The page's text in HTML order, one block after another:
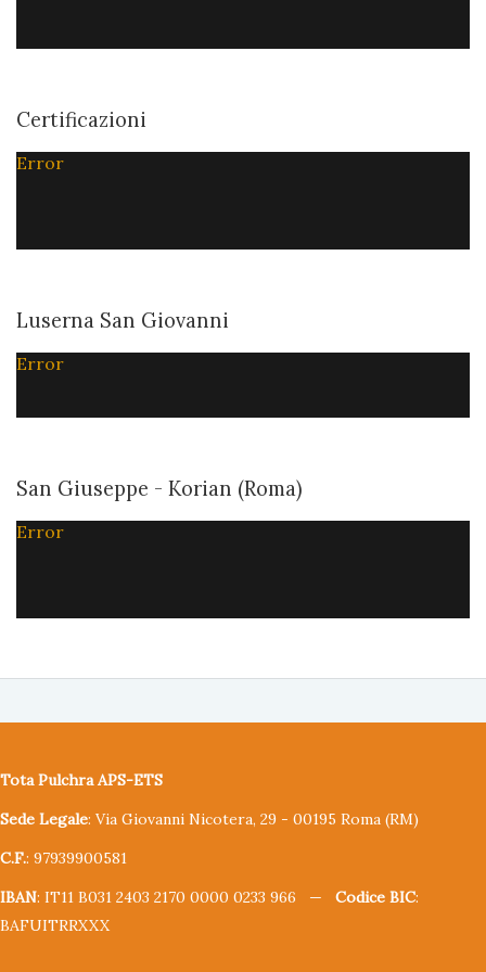
Certificazioni
Error
Luserna San Giovanni
Error
San Giuseppe - Korian (Roma)
Error
Tota Pulchra APS-ETS
Sede Legale: Via Giovanni Nicotera, 29 - 00195 Roma (RM)
C.F.: 97939900581
IBAN: IT11 B031 2403 2170 0000 0233 966 — Codice BIC:
BAFUITRRXXX